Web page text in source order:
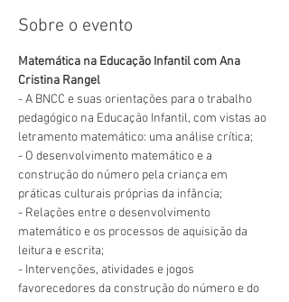
Sobre o evento
Matemática na Educação Infantil com Ana
Cristina Rangel
- A BNCC e suas orientações para o trabalho
pedagógico na Educação Infantil, com vistas ao
letramento matemático: uma análise crítica;
- O desenvolvimento matemático e a
construção do número pela criança em
práticas culturais próprias da infância;
- Relações entre o desenvolvimento
matemático e os processos de aquisição da
leitura e escrita;
- Intervenções, atividades e jogos
favorecedores da construção do número e do